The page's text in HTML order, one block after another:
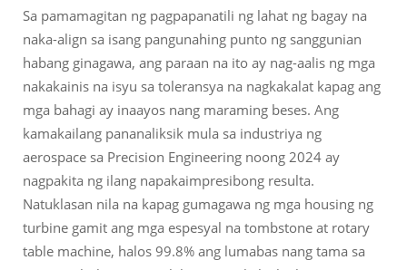
Sa pamamagitan ng pagpapanatili ng lahat ng bagay na
naka-align sa isang pangunahing punto ng sanggunian
habang ginagawa, ang paraan na ito ay nag-aalis ng mga
nakakainis na isyu sa toleransya na nagkakalat kapag ang
mga bahagi ay inaayos nang maraming beses. Ang
kamakailang pananaliksik mula sa industriya ng
aerospace sa Precision Engineering noong 2024 ay
nagpakita ng ilang napakaimpresibong resulta.
Natuklasan nila na kapag gumagawa ng mga housing ng
turbine gamit ang mga espesyal na tombstone at rotary
table machine, halos 99.8% ang lumabas nang tama sa